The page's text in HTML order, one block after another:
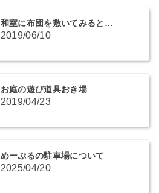
和室に布団を敷いてみると…
2019/06/10
お庭の遊び道具おき場
2019/04/23
めーぷるの駐車場について
2025/04/20